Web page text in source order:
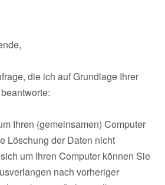
die ich auf Grundlage Ihrer
Ihren (gemeinsamen) Computer
Löschung der Daten nicht
um Ihren Computer können Sie
nach vorheriger